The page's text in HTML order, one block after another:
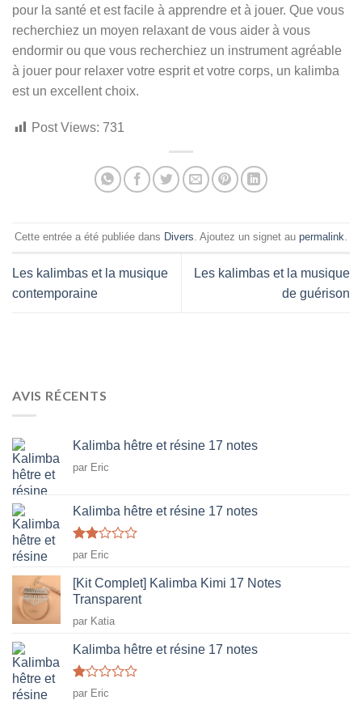
pour la santé et est facile à apprendre et à jouer. Que vous
recherchiez un moyen relaxant de vous aider à vous
endormir ou que vous recherchiez un instrument agréable
à jouer pour relaxer votre esprit et votre corps, un kalimba
est un excellent choix.
Post Views: 731
Cette entrée a été publiée dans Divers . Ajoutez un signet au permalink
Les kalimbas et la musique
contemporaine
Les kalimbas et la musique
de guérison
AVIS RÉCENTS
Kalimba hêtre et résine 17 notes
par Eric
Kalimba hêtre et résine 17 notes
Note
2
sur
5
par Eric
[Kit Complet] Kalimba Kimi 17 Notes
Transparent
par Katia
Kalimba hêtre et résine 17 notes
Note
1
par Eric